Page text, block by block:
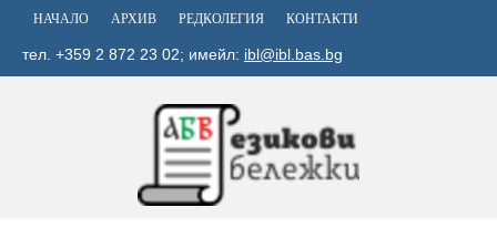
НАЧАЛО АРХИВ РЕДКОЛЕГИЯ КОНТАКТИ
тел. +359 2 872 23 02; имейл: ibl@ibl.bas.bg